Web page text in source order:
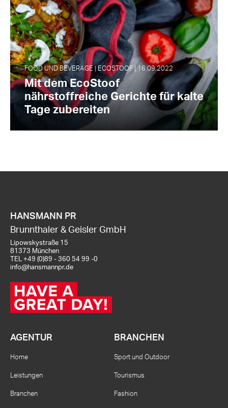
FOOD UND BEVERAGE | ECOSTOOF | 16.09.2022
Mit dem EcoStoof
nährstoffreiche Gerichte für kalte
Tage zubereiten
HANSMANN PR
Brunnthaler & Geisler GmbH
Lipowskystraße 15
81373 München
TEL +49 (0)89 - 360 54 99 -0
info@hansmannpr.de
AGENTUR
Home
Leistungen
Branchen
BRANCHEN
Sport und Outdoor
Tourismus
Fashion